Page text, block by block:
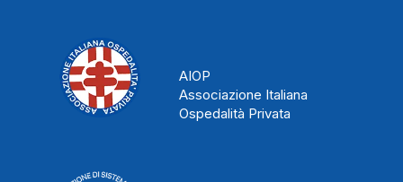
AIOP
Associazione Italiana
Ospedalità Privata